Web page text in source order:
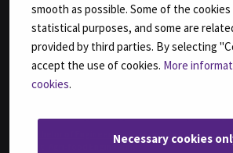
smooth as possible. Some of the
statistical purposes, and some are
provided by third parties. By selecting
accept the use of cookies. More
cookies.
Necessary cookies
TUTKINNOT
Agrologi (AMK)
Agrologi (ylempi AMK), Maatalousyrityksen
Bachelor of Engineering, Sustainable Food